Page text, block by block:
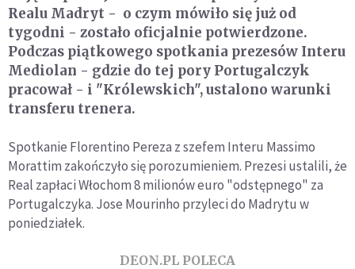
Realu Madryt - o czym mówiło się już od
tygodni - zostało oficjalnie potwierdzone.
Podczas piątkowego spotkania prezesów Interu
Mediolan - gdzie do tej pory Portugalczyk
pracował - i "Królewskich", ustalono warunki
transferu trenera.
Spotkanie Florentino Pereza z szefem Interu Massimo
Morattim zakończyło się porozumieniem. Prezesi ustalili, że
Real zapłaci Włochom 8 milionów euro "odstępnego" za
Portugalczyka. Jose Mourinho przyleci do Madrytu w
poniedziałek.
DEON.PL POLECA